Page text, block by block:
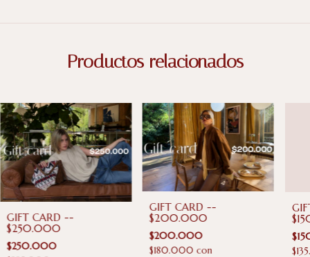
Productos relacionados
GIFT CARD --
$250.000
$250.000
GIFT CARD --
$200.000
$200.000
$180.000 con